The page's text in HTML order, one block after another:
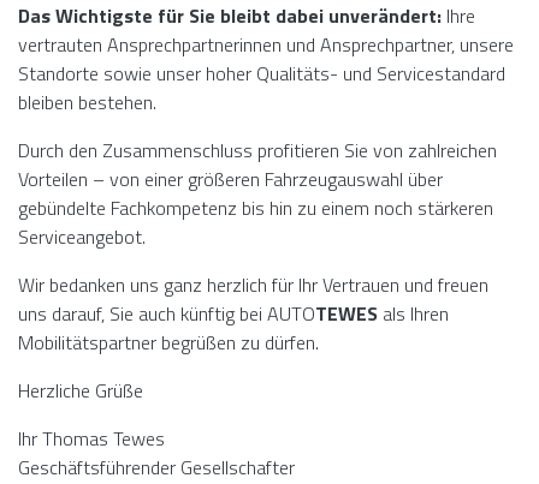
Das Wichtigste für Sie bleibt dabei unverändert: Ihre
vertrauten Ansprechpartnerinnen und Ansprechpartner, unsere
Standorte sowie unser hoher Qualitäts- und Servicestandard
bleiben bestehen.
Durch den Zusammenschluss profitieren Sie von zahlreichen
Vorteilen – von einer größeren Fahrzeugauswahl über
gebündelte Fachkompetenz bis hin zu einem noch stärkeren
Serviceangebot.
Wir bedanken uns ganz herzlich für Ihr Vertrauen und freuen
uns darauf, Sie auch künftig bei AUTOTEWES als Ihren
Mobilitätspartner begrüßen zu dürfen.
Herzliche Grüße
Ihr Thomas Tewes
Geschäftsführender Gesellschafter